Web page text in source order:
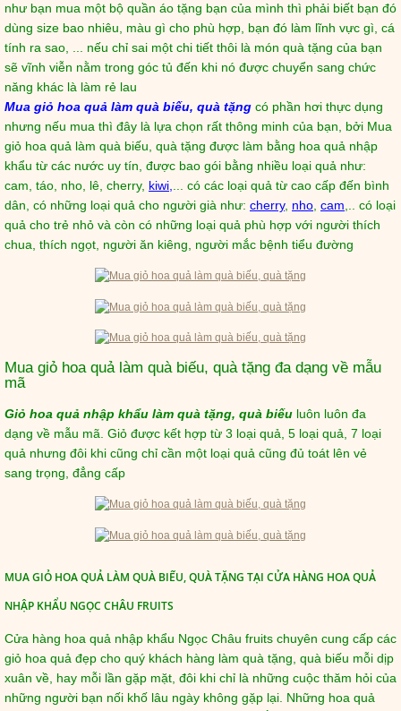
như bạn mua một bộ quần áo tặng bạn của mình thì phải biết bạn đó
dùng size bao nhiêu, màu gì cho phù hợp, bạn đó làm lĩnh vực gì, cá
tính ra sao, ... nếu chỉ sai một chi tiết thôi là món quà tặng của bạn
sẽ vĩnh viễn nằm trong góc tủ đến khi nó được chuyển sang chức
năng khác là làm rẻ lau
Mua giỏ hoa quả làm quà biếu, quà tặng có phần hơi thực dụng
nhưng nếu mua thì đây là lựa chọn rất thông minh của bạn, bởi Mua
giỏ hoa quả làm quà biếu, quà tặng được làm bằng hoa quả nhập
khẩu từ các nước uy tín, được bao gói bằng nhiều loại quả như:
cam, táo, nho, lê, cherry, kiwi,
... có các loại quả từ cao cấp đến bình
dân, có những loại quả cho người già như: cherry, nho cam ,.. có loại
quả cho trẻ nhỏ và còn có những loại quả phù hợp với người thích
chua, thích ngọt, người ăn kiêng, người mắc bệnh tiểu đường
Mua giỏ hoa quả làm quà biếu, quà tặng đa dạng về mẫu
mã
Giỏ hoa quả nhập khẩu làm quà tặng, quà biếu luôn luôn đa
dạng về mẫu mã. Giỏ được kết hợp từ 3 loại quả, 5 loại quả, 7 loại
quả nhưng đôi khi cũng chỉ cần một loại quả cũng đủ toát lên vẻ
sang trọng, đẳng cấp
MUA GIỎ HOA QUẢ LÀM QUÀ BIẾU, QUÀ TẶNG TẠI CỬA HÀNG HOA QUẢ
NHẬP KHẨU NGỌC CHÂU FRUITS
Cửa hàng hoa quả nhập khẩu Ngọc Châu fruits chuyên cung cấp các
giỏ hoa quả đẹp cho quý khách hàng làm quà tặng, quà biếu mỗi dịp
xuân về, hay mỗi lần gặp mặt, đôi khi chỉ là những cuộc thăm hỏi của
những người bạn nối khố lâu ngày không gặp lại. Những hoa quả